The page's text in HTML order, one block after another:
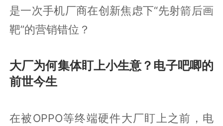
是一次手机厂商在创新焦虑下“先射箭后画
靶”的营销错位？
大厂为何集体盯上小生意？电子吧唧的
前世今生
在被OPPO等终端硬件大厂盯上之前，电